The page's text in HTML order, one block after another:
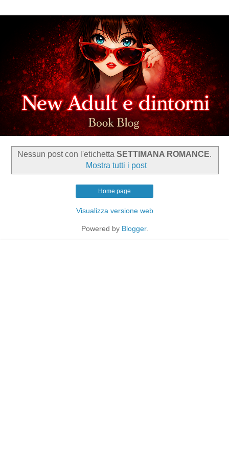
Nessun post con l'etichetta SETTIMANA ROMANCE.
Mostra tutti i post
Home page
Visualizza versione web
Powered by Blogger.